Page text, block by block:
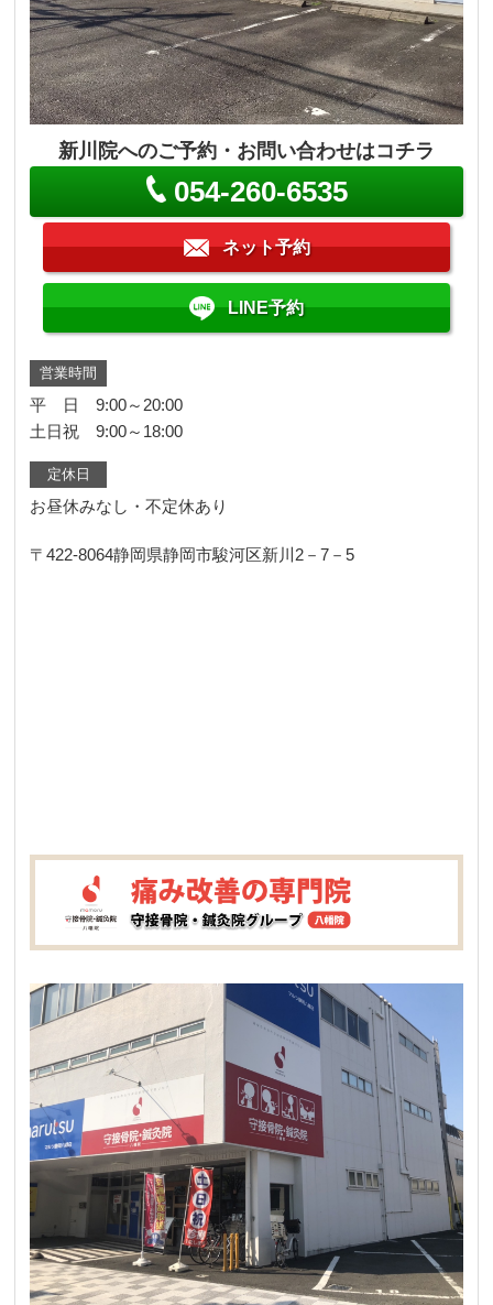
新川院へのご予約・お問い合わせはコチラ
054-260-6535
ネット予約
LINE予約
営業時間
平 日 9:00～20:00
土日祝 9:00～18:00
定休日
お昼休みなし・不定休あり
〒422-8064静岡県静岡市駿河区新川2－7－5